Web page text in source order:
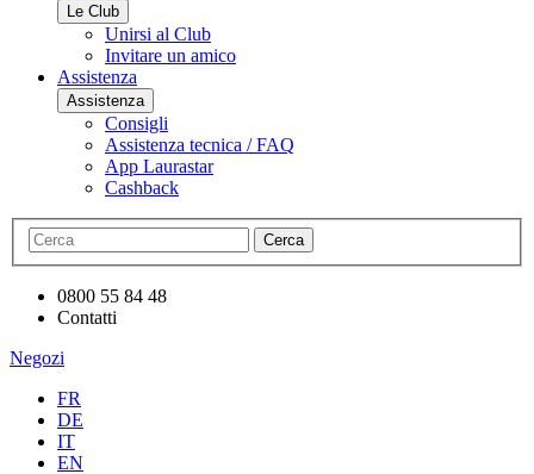
Le Club
Unirsi al Club
Invitare un amico
Assistenza
Assistenza
Consigli
Assistenza tecnica / FAQ
App Laurastar
Cashback
Cerca
0800 55 84 48
Contatti
Negozi
FR
DE
IT
EN